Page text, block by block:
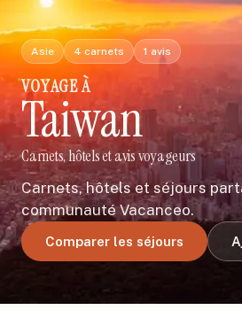
Asie 4 carnets 1 avis
VOYAGEÀ
Taiwan
Carnets, hôtels et avis voyageurs
Carnets, hôtels et séjours
communauté Vacanceo.
Comparer les séjours